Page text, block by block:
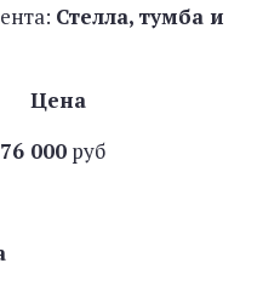
Стелла, тумба и
76 000 руб